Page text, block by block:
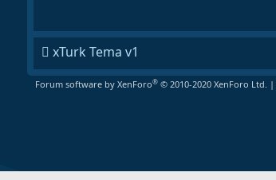
xTurk Tema v1
Forum software by XenForo® © 2010-2020 XenForo Ltd. |